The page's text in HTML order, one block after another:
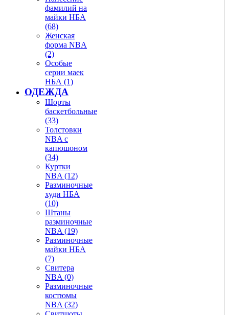
фамилий на
майки НБА
(68)
Женская
форма NBA
(2)
Особые
серии маек
НБА (1)
ОДЕЖДА
Шорты
баскетбольные
(33)
Толстовки
NBA с
капюшоном
(34)
Куртки
NBA (12)
Разминочные
худи НБА
(10)
Штаны
разминочные
NBA (19)
Разминочные
майки НБА
(7)
Свитера
NBA (0)
Разминочные
костюмы
NBA (32)